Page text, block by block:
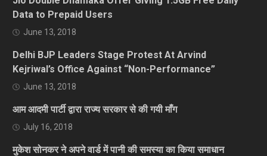
Data to Prepaid Users
June 13, 2018
Delhi BJP Leaders Stage Protest At Arvind
Kejriwal’s Office Against “Non-Performance”
June 13, 2018
आम आदमी पार्टी द्वारा राज्य सरकार से की गयी माँग
July 16, 2018
मुकेश सोनकर ने अपने वार्ड में पानी की समस्या का किया समाधान